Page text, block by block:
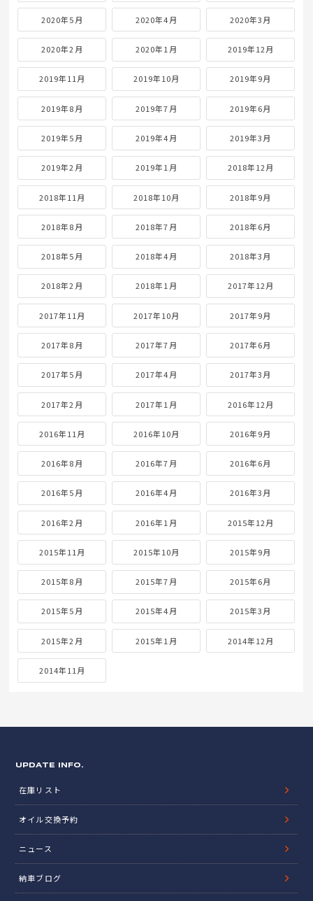
2020年5月 2020年4月 2020年3月
2020年2月 2020年1月 2019年12月
2019年11月 2019年10月 2019年9月
2019年8月 2019年7月 2019年6月
2019年5月 2019年4月 2019年3月
2019年2月 2019年1月 2018年12月
2018年11月 2018年10月 2018年9月
2018年8月 2018年7月 2018年6月
2018年5月 2018年4月 2018年3月
2018年2月 2018年1月 2017年12月
2017年11月 2017年10月 2017年9月
2017年8月 2017年7月 2017年6月
2017年5月 2017年4月 2017年3月
2017年2月 2017年1月 2016年12月
2016年11月 2016年10月 2016年9月
2016年8月 2016年7月 2016年6月
2016年5月 2016年4月 2016年3月
2016年2月 2016年1月 2015年12月
2015年11月 2015年10月 2015年9月
2015年8月 2015年7月 2015年6月
2015年5月 2015年4月 2015年3月
2015年2月 2015年1月 2014年12月
2014年11月
UPDATE INFO.
在庫リスト
オイル交換予約
ニュース
納車ブログ